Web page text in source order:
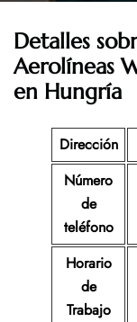
Detalles
Aerolíneas
en Hungría
Dirección
Número
de
teléfono
Horario
de
Trabajo